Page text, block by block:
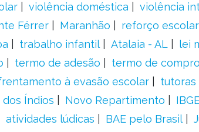
violência doméstica
violência
Férrer Maranhão reforço escolar
trabalho infantil Atalaia - AL lei
termo de adesão
termo de
à evasão escolar tutoras
dos Índios Novo Repartimento
atividades lúdicas BAE pelo Brasil